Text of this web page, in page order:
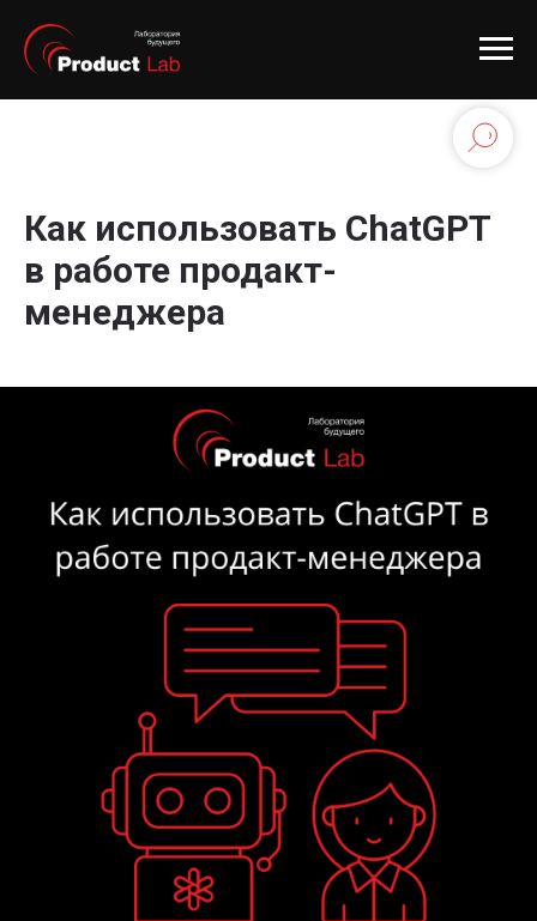
Как использовать ChatGPT
в работе продакт-
менеджера